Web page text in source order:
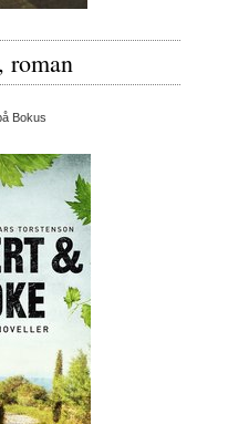
roman
Bokus